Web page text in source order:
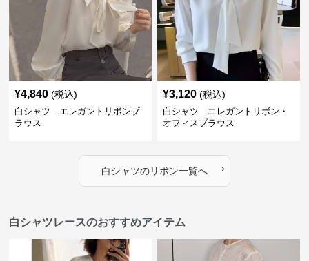
¥4,840 (税込)
白シャツ エレガントリボンブ
ラウス
¥3,120 (税込)
白シャツ エレガントリボン・
オフィスブラウス
白シャツのリボン一覧へ ›
白シャツレースのおすすめアイテム